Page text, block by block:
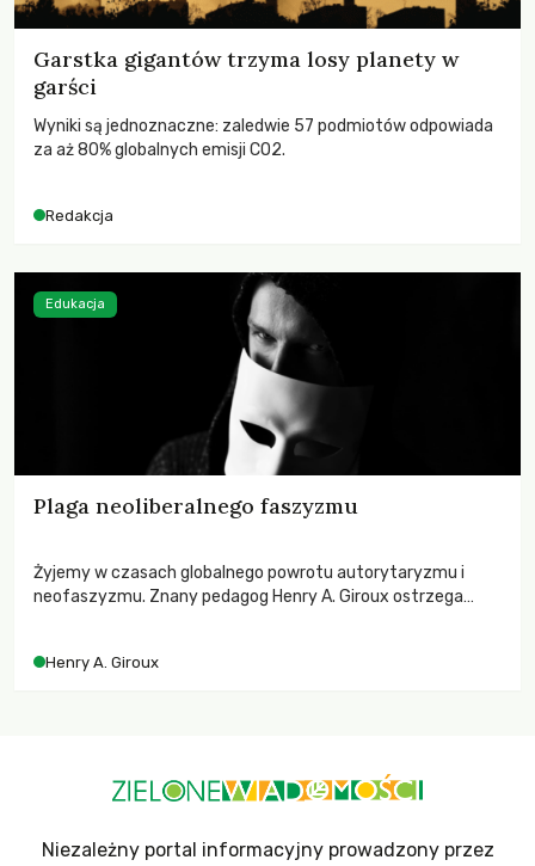
Garstka gigantów trzyma losy planety w
garści
Wyniki są jednoznaczne: zaledwie 57 podmiotów odpowiada
za aż 80% globalnych emisji CO2.
Redakcja
Plaga neoliberalnego faszyzmu
Żyjemy w czasach globalnego powrotu autorytaryzmu i
neofaszyzmu. Znany pedagog Henry A. Giroux ostrzega
wychowają świadomych obywateli?
Henry A. Giroux
Edukacja
Niezależny portal informacyjny prowadzony przez